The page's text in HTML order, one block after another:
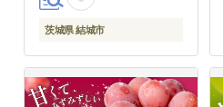
域あり】---
yuki_byu_14_1p---
茨城県 結城市